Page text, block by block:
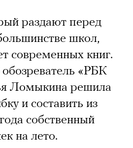
раздают перед
школ,
современных книг.
«РБК
Ломыкина решила
и составить из
собственный
на лето.